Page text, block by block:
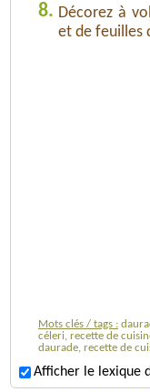
8. Décorez à
et de feuilles
Mots clés / tags :
céleri, recette de
daurade, recette de
Afficher le lexique